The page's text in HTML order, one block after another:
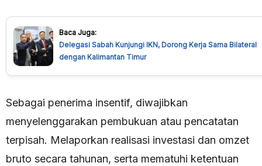
Baca Juga:
Delegasi Sabah Kunjungi IKN, Dorong Kerja Sama Bilateral
dengan Kalimantan Timur
Sebagai penerima insentif, diwajibkan
menyelenggarakan pembukuan atau pencatatan
terpisah. Melaporkan realisasi investasi dan omzet
bruto secara tahunan, serta mematuhi ketentuan